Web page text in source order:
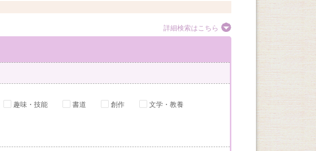
詳細検索はこちら
趣味・技能 書道 創作 文学・教養